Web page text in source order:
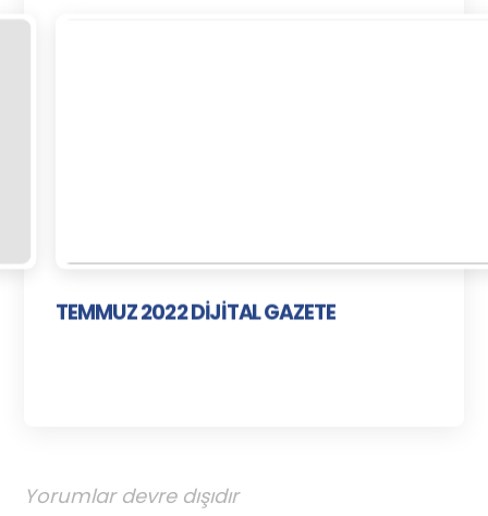
TEMMUZ 2022 DİJİTAL GAZETE
Yorumlar devre dışıdır